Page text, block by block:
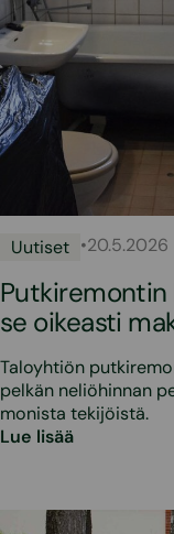
Uutiset •20.5.2026
Putkiremontin
se oikeasti
Taloyhtiön
pelkän neliöhinnan
monista tekijöistä.
Lue lisää